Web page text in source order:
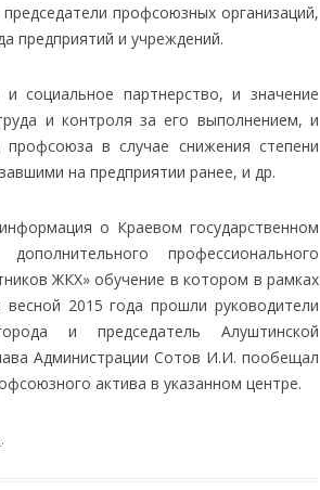
профсоюзных организаций,
предприятий и учреждений.
социальное партнерство, и значение
и контроля за его выполнением, и
в случае снижения степени
на предприятии ранее, и др.
о Краевом государственном
профессионального
ЖКХ» обучение в котором в рамках
2015 года прошли руководители
и председатель Алуштинской
Администрации Сотов И.И. пообещал
актива в указанном центре.
.